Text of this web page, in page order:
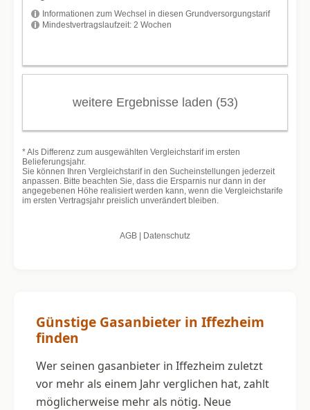
Günstige Gasanbieter in Iffezheim
finden
Wer seinen gasanbieter in Iffezheim zuletzt
vor mehr als einem Jahr verglichen hat, zahlt
möglicherweise mehr als nötig. Neue